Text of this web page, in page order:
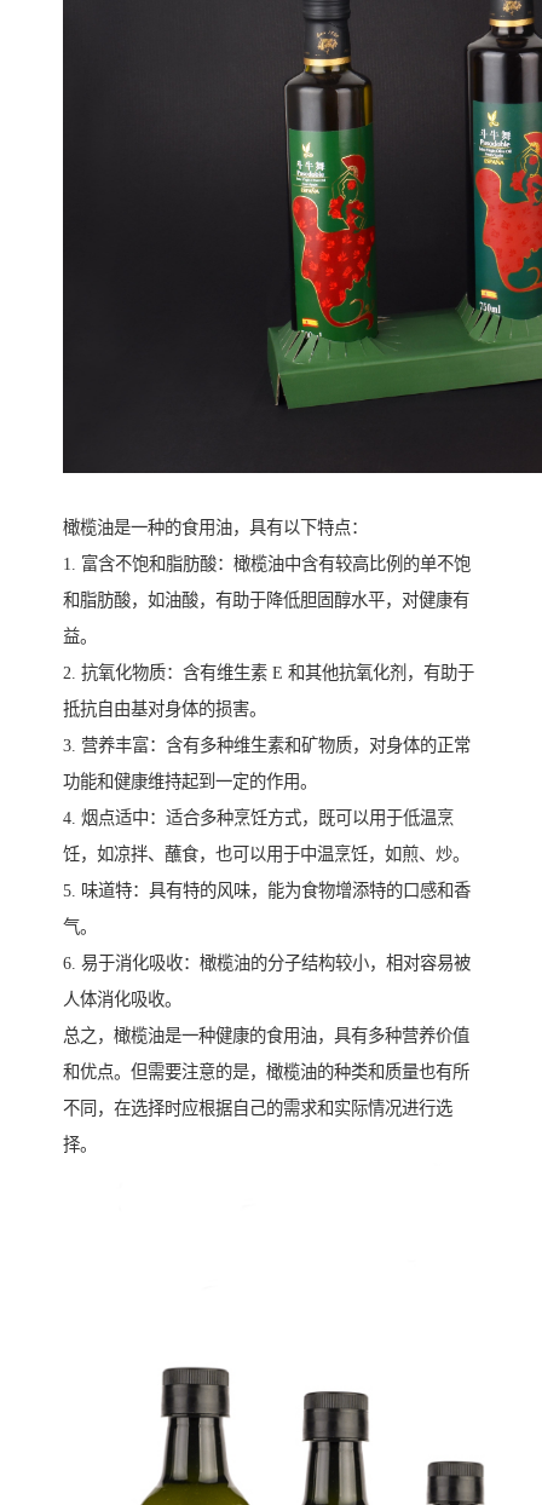
橄榄油是一种的食用油，具有以下特点：
1. 富含不饱和脂肪酸：橄榄油中含有较高比例的单不饱
和脂肪酸，如油酸，有助于降低胆固醇水平，对健康有
益。
2. 抗氧化物质：含有维生素 E 和其他抗氧化剂，有助于
抵抗自由基对身体的损害。
3. 营养丰富：含有多种维生素和矿物质，对身体的正常
功能和健康维持起到一定的作用。
4. 烟点适中：适合多种烹饪方式，既可以用于低温烹
饪，如凉拌、蘸食，也可以用于中温烹饪，如煎、炒。
5. 味道特：具有特的风味，能为食物增添特的口感和香
气。
6. 易于消化吸收：橄榄油的分子结构较小，相对容易被
人体消化吸收。
总之，橄榄油是一种健康的食用油，具有多种营养价值
和优点。但需要注意的是，橄榄油的种类和质量也有所
不同，在选择时应根据自己的需求和实际情况进行选
择。